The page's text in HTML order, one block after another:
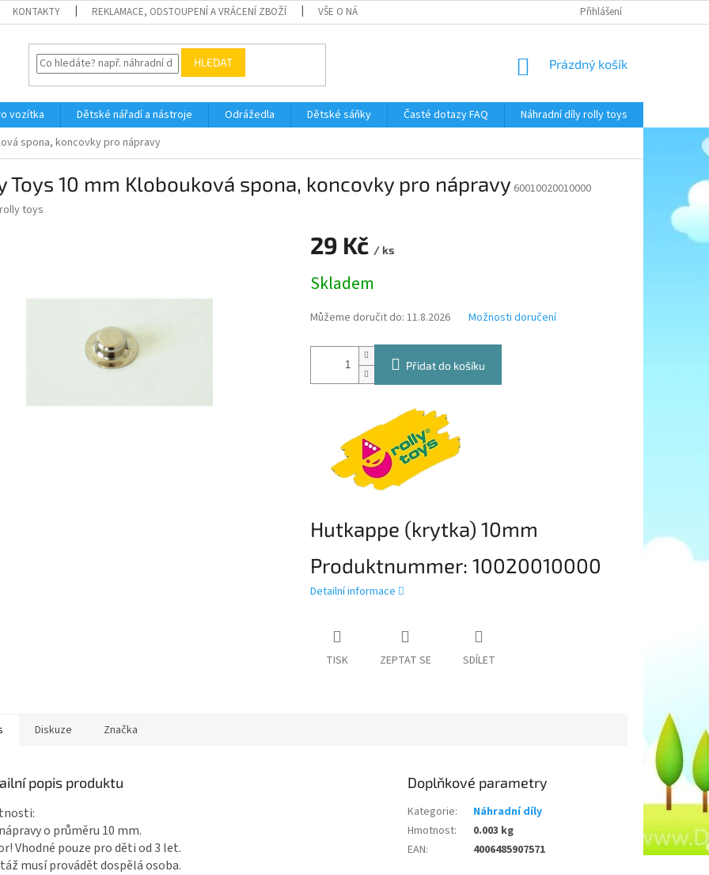
KONTAKTY REKLAMACE, ODSTOUPENÍ A VRÁCENÍ ZBOŽÍ VŠE O NÁKUPU OBCHODNÍ PODMÍNKYPřihlášení
HLEDAT
NÁKUPNÍ
Prázdný košík
vozítka Dětské nářadí a nástroje Odrážedla Dětské sáňky Časté dotazy FAQ Náhradní díly rolly toys
spona, koncovky pro nápravy
Toys 10 mm Klobouková spona, koncovky pro nápravy 60010020010000
rolly toys
29 Kč / ks
cena:
Skladem
Můžeme doručit do: 11.8.2026 Možnosti doručení
Přidat do košíku
Hutkappe (krytka) 10mm
Produktnummer: 10020010000
Detailní informace
TISK ZEPTAT SE SDÍLET
Diskuze Značka
popis produktu
o průměru 10 mm.
Vhodné pouze pro děti od 3 let.
musí provádět dospělá osoba.
Doplňkové parametry
Kategorie:
Náhradní díly
Hmotnost:
0.003 kg
EAN: 4006485907571